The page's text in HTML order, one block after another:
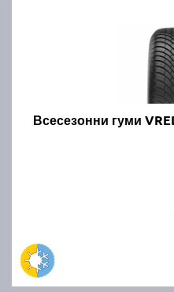
Всесезонни гуми